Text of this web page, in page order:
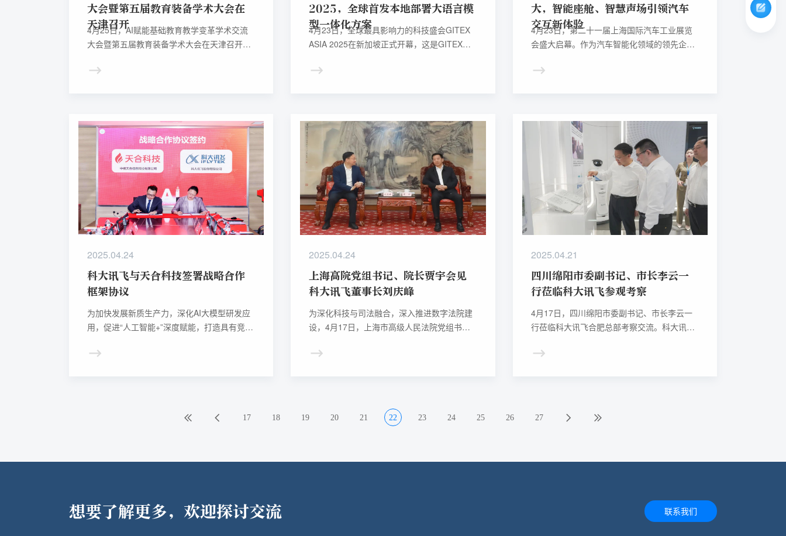
大会暨第五届教育装备学术大会在
天津召开
4月25日，AI赋能基础教育教学变革学术交流
大会暨第五届教育装备学术大会在天津召开。
员会、天津市教育科学研究院联合主办，中国
公司协办。中国教育装备行业协会会长靳诺，
天津市政协副主席、天津市教育科学研究院院
长李剑萍，中央社会工作部全国性行业协会商
会第十四次联合党委委员、全国政协办公厅原
主任杨利群，科大讯飞股份有限公司董事、高
级副总裁聂小林等出席会议。
2025，全球首发本地部署大语言模
型一体化方案
4月23日，全球最具影响力的科技盛会GITEX
ASIA 2025在新加坡正式开幕，这是GITEX
重磅产品亮相，并全球首发本地部署大语言模
大，智能座舱、智慧声场引领汽车
交互新体验
4月23日，第二十一届上海国际汽车工业展览
会盛大启幕。作为汽车智能化领域的领先企
及解决方案亮相，集中展示AI大模型在智能座
2025.04.24
科大讯飞与天合科技签署战略合作
框架协议
为加快发展新质生产力，深化AI大模型研发应
用，促进“人工智能+”深度赋能，打造具有竞争
（以下简称“科大讯飞”）与中视天合信息科技
2025.04.24
上海高院党组书记、院长贾宇会见
科大讯飞董事长刘庆峰
为深化科技与司法融合，深入推进数字法院建
设，4月17日，上海市高级人民法院党组书
长刘庆峰一行，共商数字司法场景与前沿技术
渊，科大讯飞（上海）科技有限公司总经理丁
瞳瞳、副总经理王端武等共同出席活动。
2025.04.21
四川绵阳市委副书记、市长李云一
行莅临科大讯飞参观考察
4月17日，四川绵阳市委副书记、市长李云一
行莅临科大讯飞合肥总部考察交流。科大讯飞
待。
17 18 19 20 21 22 23 24 25 26 27
想要了解更多，欢迎探讨交流 联系我们